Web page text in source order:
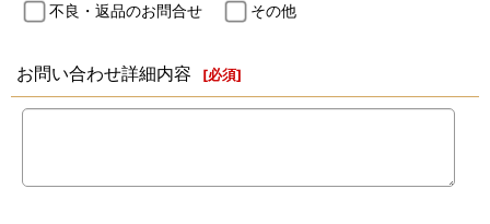
不良・返品のお問合せ
その他
お問い合わせ詳細内容 [必須]